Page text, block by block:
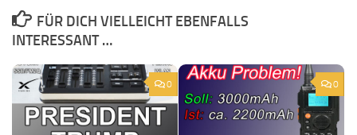
FÜR DICH VIELLEICHT EBENFALLS
INTERESSANT …
0 0